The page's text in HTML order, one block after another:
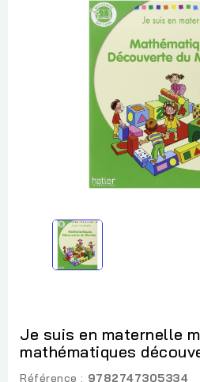
Je suis en maternelle
mathématiques
Référence : 9782747305334